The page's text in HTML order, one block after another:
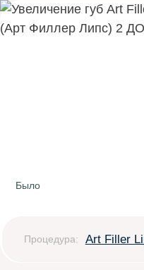
Было
Процедура: Art Filler